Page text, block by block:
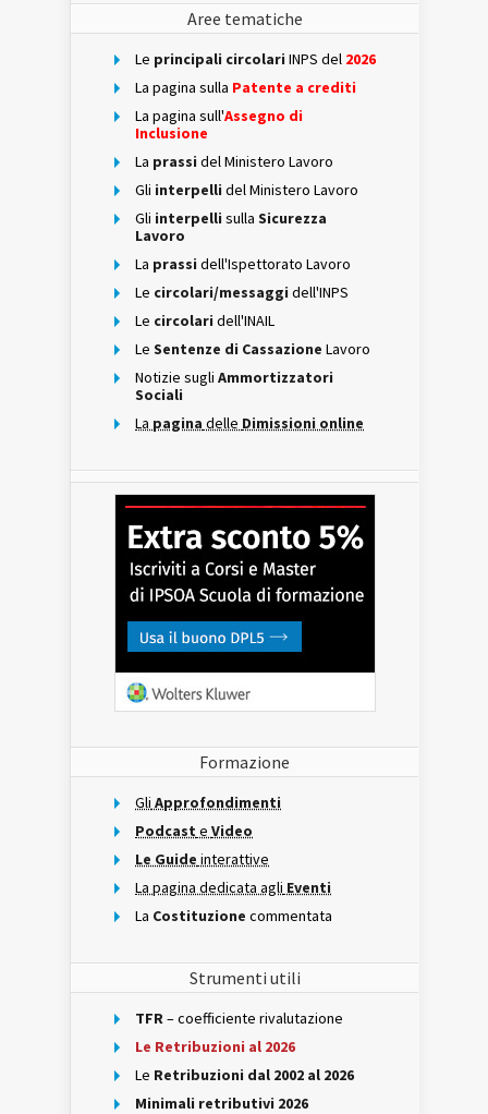
Aree tematiche
Le principali circolari INPS del 2026
La pagina sulla Patente a crediti
La pagina sull'Assegno di
Inclusione
La prassi del Ministero Lavoro
Gli interpelli del Ministero Lavoro
Gli interpelli sulla Sicurezza
Lavoro
La prassi dell'Ispettorato Lavoro
Le circolari/messaggi dell'INPS
Le circolari dell'INAIL
Le Sentenze di Cassazione Lavoro
Notizie sugli Ammortizzatori
Sociali
La pagina delle Dimissioni online
Formazione
Gli Approfondimenti
Podcast e Video
Le Guide interattive
La pagina dedicata agli Eventi
La Costituzione commentata
Strumenti utili
TFR– coefficiente rivalutazione
Le Retribuzioni al 2026
Le Retribuzioni dal 2002 al 2026
Minimali retributivi 2026